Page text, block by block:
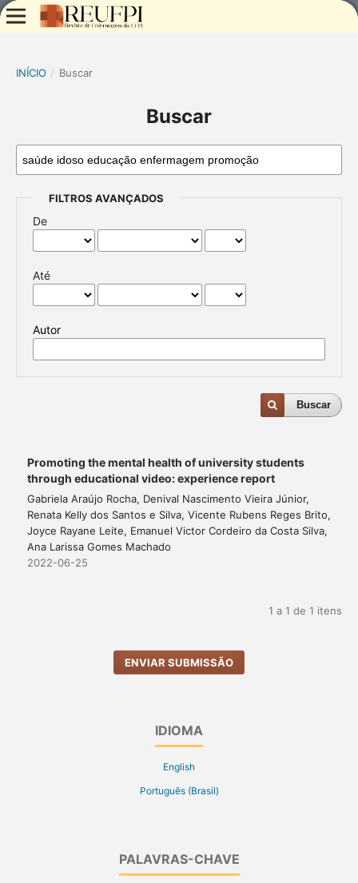
INÍCIO / Buscar
Buscar
FILTROS AVANÇADOS
De
Até
Autor
Buscar
Promoting the mental health of university students
through educational video: experience report
Gabriela Araújo Rocha, Denival Nascimento Vieira Júnior,
Renata Kelly dos Santos e Silva, Vicente Rubens Reges Brito,
Joyce Rayane Leite, Emanuel Victor Cordeiro da Costa Silva,
Ana Larissa Gomes Machado
2022-06-25
1 a 1 de 1 itens
ENVIAR SUBMISSÃO
IDIOMA
English
Português (Brasil)
PALAVRAS-CHAVE